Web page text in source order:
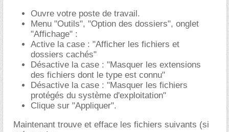
Ouvre votre poste de travail.
Menu "Outils", "Option des dossiers", onglet
"Affichage" :
Active la case : "Afficher les fichiers et
dossiers cachés"
Désactive la case : "Masquer les extensions
des fichiers dont le type est connu"
Désactive la case : "Masquer les fichiers
protégés du système d'exploitation"
Clique sur "Appliquer".
Maintenant trouve et efface les fichiers suivants (si